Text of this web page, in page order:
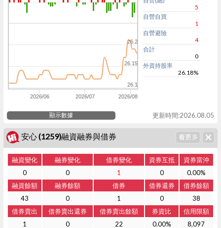
2026/06 2026/07 2026/08
26.1
26.15
26.2
5
自營自買
1
自營避險
4
合計
0
外資持股率
26.18%
顯示數據 更新時間:2026.08.05
安心 (1259)融資融券與借券
融資變化 融券變化 借券變化 資券互抵
資券當沖
0
0 1 0
0.00%
融資餘額
融券餘額 借券 借券還券
借券餘額
43
0 1 0
38
借券賣出
借券賣出還券 借券賣出餘額 券資比
信用限額
1
0 22 0.00% 8,097